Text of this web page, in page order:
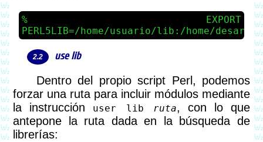
EXPORT
PERL5LIB=/home/usuario/lib:/home/
use lib
Dentro del propio script Perl, podemos
forzar una ruta para incluir módulos mediante
la instrucción
user lib ruta, con lo que
antepone la ruta dada en la búsqueda de
librerías: